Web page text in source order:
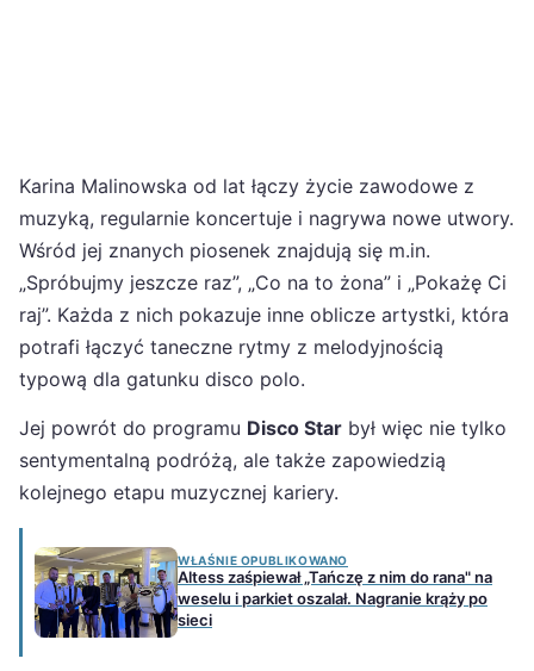
Karina Malinowska od lat łączy życie zawodowe z
muzyką, regularnie koncertuje i nagrywa nowe utwory.
Wśród jej znanych piosenek znajdują się m.in.
„Spróbujmy jeszcze raz”, „Co na to żona” i „Pokażę Ci
raj”. Każda z nich pokazuje inne oblicze artystki, która
potrafi łączyć taneczne rytmy z melodyjnością
typową dla gatunku disco polo.
Jej powrót do programu Disco Star był więc nie tylko
sentymentalną podróżą, ale także zapowiedzią
kolejnego etapu muzycznej kariery.
WŁAŚNIE OPUBLIKOWANO
Altess zaśpiewał „Tańczę z nim do rana" na
weselu i parkiet oszalał. Nagranie krąży po
sieci